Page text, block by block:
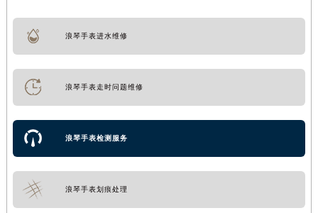
浪琴手表进水维修
浪琴手表走时问题维修
浪琴手表检测服务
浪琴手表划痕处理